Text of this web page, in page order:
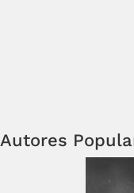
Autores